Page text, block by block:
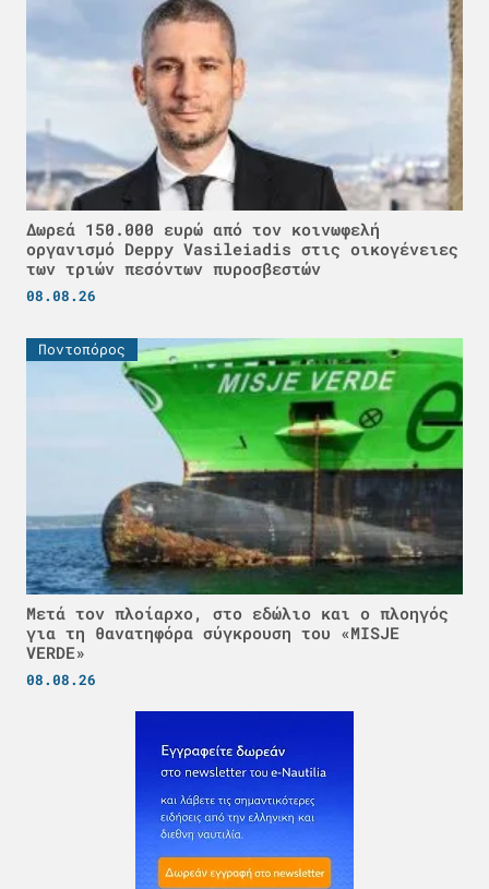
Δωρεά 150.000 ευρώ από τον κοινωφελή
οργανισμό Deppy Vasileiadis στις οικογένειες
των τριών πεσόντων πυροσβεστών
08.08.26
Ποντοπόρος
Μετά τον πλοίαρχο, στο εδώλιο και ο πλοηγός
για τη θανατηφόρα σύγκρουση του «MISJE
VERDE»
08.08.26